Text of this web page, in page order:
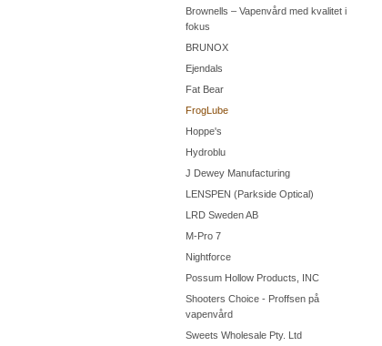
Brownells – Vapenvård med kvalitet i
fokus
BRUNOX
Ejendals
Fat Bear
FrogLube
Hoppe's
Hydroblu
J Dewey Manufacturing
LENSPEN (Parkside Optical)
LRD Sweden AB
M-Pro 7
Nightforce
Possum Hollow Products, INC
Shooters Choice - Proffsen på
vapenvård
Sweets Wholesale Pty. Ltd